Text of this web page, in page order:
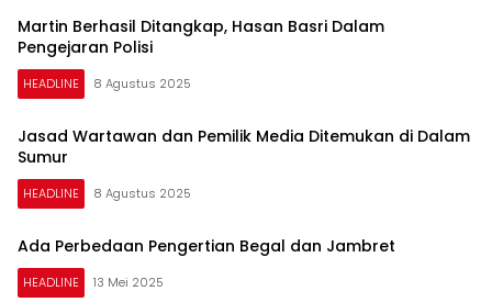
Martin Berhasil Ditangkap, Hasan Basri Dalam
Pengejaran Polisi
HEADLINE 8 Agustus 2025
Jasad Wartawan dan Pemilik Media Ditemukan di Dalam
Sumur
HEADLINE 8 Agustus 2025
Ada Perbedaan Pengertian Begal dan Jambret
HEADLINE 13 Mei 2025